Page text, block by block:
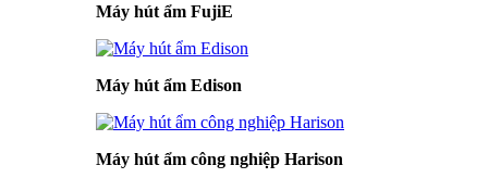
Máy hút ẩm FujiE
Máy hút ẩm Edison
Máy hút ẩm công nghiệp Harison